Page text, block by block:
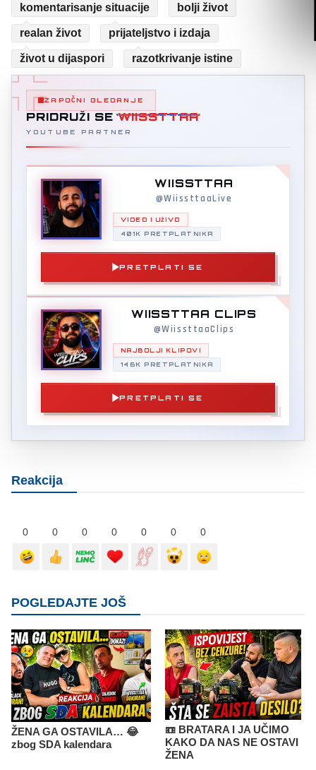
komentarisanje situacije bolji život
realan život prijateljstvo i izdaja
život u dijaspori razotkrivanje istine
ZAPOČNI GLEDANJE
PRIDRUŽI SEWIISSTTAA
YOUTUBE PARTNER
WIISSTTAA
@WiissttaaLive
VIDEO I UŽIVO
401K PRETPLATNIKA
PRETPLATI SE
WIISSTTAA CLIPS
@WiissttaaClips
NAJBOLJI KLIPOVI
146K PRETPLATNIKA
PRETPLATI SE
Reakcija
0 0 0 0 0 0 0
POGLEDAJTE JOŠ
ŽENA GA OSTAVILA… 😂
zbog SDA kalendara
📼 BRATARA I JA UČIMO
KAKO DA NAS NE OSTAVI
ŽENA